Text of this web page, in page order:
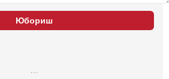
Юбориш